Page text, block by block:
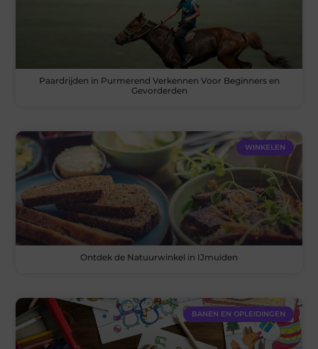
Paardrijden in Purmerend Verkennen Voor Beginners en
Gevorderden
WINKELEN
Ontdek de Natuurwinkel in IJmuiden
BANEN EN OPLEIDINGEN